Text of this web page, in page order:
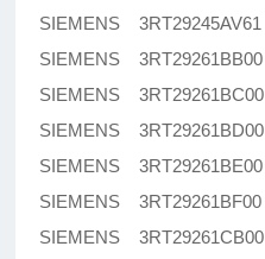
SIEMENS 3RT29245AV61
SIEMENS 3RT29261BB00
SIEMENS 3RT29261BC00
SIEMENS 3RT29261BD00
SIEMENS 3RT29261BE00
SIEMENS 3RT29261BF00
SIEMENS 3RT29261CB00